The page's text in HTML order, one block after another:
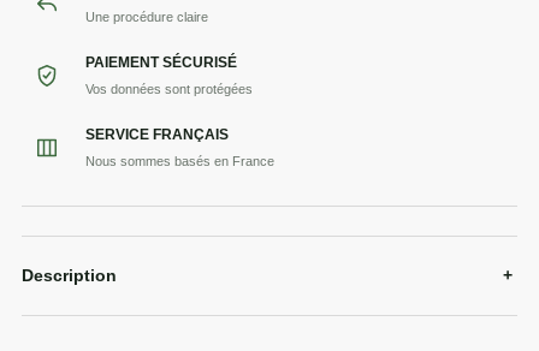
Une procédure claire
PAIEMENT SÉCURISÉ
Vos données sont protégées
SERVICE FRANÇAIS
Nous sommes basés en France
Description +